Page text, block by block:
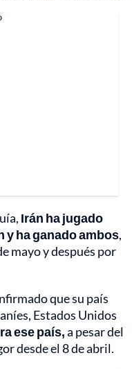
Irán ha jugado
y ha ganado ambos,
mayo y después por
que su país
Estados Unidos
ese país,a pesar del
desde el 8 de abril.